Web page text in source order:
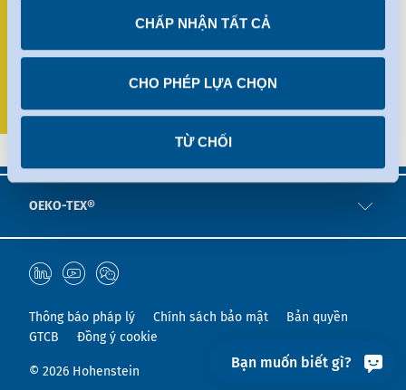
dụng được chứng nhận theo Khung bảo mật dữ liệu.
Thông tin chi tiết có thể được tìm thấy trong các dịch vụ
ra bất cứ lúc nào.
CHẤP NHẬN TẤT CẢ
CHO PHÉP LỰA CHỌN
TỪ CHỐI
Clara Bertrana Obiols
OEKO-TEX®
Thông báo pháp lý Chính sách bảo mật
Bản quyền
GTCB
Đồng ý cookie
© 2026 Hohenstein
Bạn muốn biết gì?